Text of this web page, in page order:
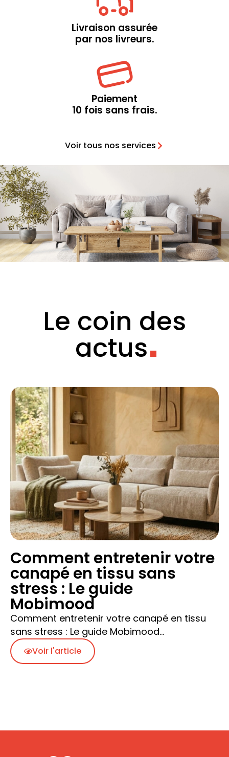
Livraison assurée
par nos livreurs.
Paiement
10 fois sans frais.
Voir tous nos services
Le coin des
actus
​Comment entretenir votre
canapé en tissu sans
stress : Le guide
Mobimood
Comment entretenir votre canapé en tissu
sans stress : Le guide Mobimood…
Voir l'article